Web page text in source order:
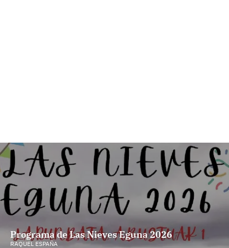
Programa de Las Nieves Eguna 2026
RAQUEL ESPAÑA